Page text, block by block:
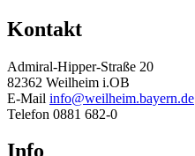
Kontakt
Admiral-Hipper-Straße 20
82362 Weilheim i.OB
E-Mail info@weilheim.bayern.de
Telefon 0881 682-0
Info